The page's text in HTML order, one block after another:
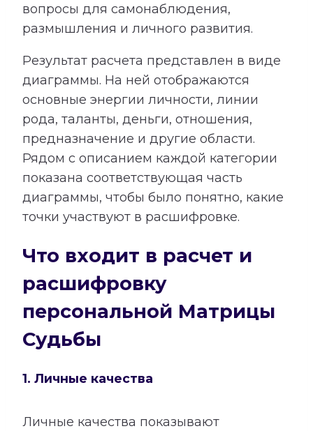
вопросы для самонаблюдения,
размышления и личного развития.
Результат расчета представлен в виде
диаграммы. На ней отображаются
основные энергии личности, линии
рода, таланты, деньги, отношения,
предназначение и другие области.
Рядом с описанием каждой категории
показана соответствующая часть
диаграммы, чтобы было понятно, какие
точки участвуют в расшифровке.
Что входит в расчет и
расшифровку
персональной Матрицы
Судьбы
1. Личные качества
Личные качества показывают